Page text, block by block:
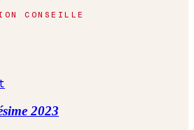
CONSEILLE
2023